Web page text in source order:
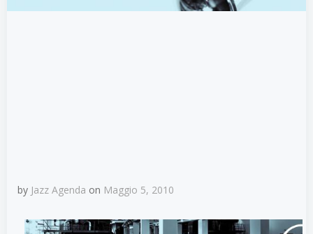
by Jazz Agenda on Maggio 5, 2010